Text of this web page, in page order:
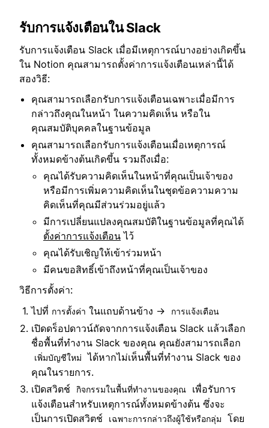
รับการแจ้งเตือนใน Slack
รับการแจ้งเตือน Slack เมื่อมีเหตุการณ์บางอย่างเกิดขึ้น
ใน Notion คุณสามารถตั้งค่าการแจ้งเตือนเหล่านี้ได้
สองวิธี:
คุณสามารถเลือกรับการแจ้งเตือนเฉพาะเมื่อมีการ
กล่าวถึงคุณในหน้า ในความคิดเห็น หรือใน
คุณสมบัติบุคคลในฐานข้อมูล
คุณสามารถเลือกรับการแจ้งเตือนเมื่อเหตุการณ์
ทั้งหมดข้างต้นเกิดขึ้น รวมถึงเมื่อ:
คุณได้รับความคิดเห็นในหน้าที่คุณเป็นเจ้าของ
หรือมีการเพิ่มความคิดเห็นในชุดข้อความความ
คิดเห็นที่คุณมีส่วนร่วมอยู่แล้ว
มีการเปลี่ยนแปลงคุณสมบัติในฐานข้อมูลที่คุณได้
ตั้งค่าการแจ้งเตือน ไว้
คุณได้รับเชิญให้เข้าร่วมหน้า
มีคนขอสิทธิ์เข้าถึงหน้าที่คุณเป็นเจ้าของ
วิธีการตั้งค่า:
ไปที่ การตั้งค่า ในแถบด้านข้าง → การแจ้งเตือน
เปิดดร็อปดาวน์ถัดจากการแจ้งเตือน Slack แล้วเลือก
ชื่อพื้นที่ทำงาน Slack ของคุณ คุณยังสามารถเลือก
เพิ่มบัญชีใหม่ ได้หากไม่เห็นพื้นที่ทำงาน Slack ของ
คุณในรายการ.
เปิดสวิตช์
กิจกรรมในพื้นที่ทำงานของคุณ
เพื่อรับการ
แจ้งเตือนสำหรับเหตุการณ์ทั้งหมดข้างต้น ซึ่งจะ
เป็นการเปิดสวิตช์
เฉพาะการกล่าวถึงผู้ใช้หรือกลุ่ม
โดย